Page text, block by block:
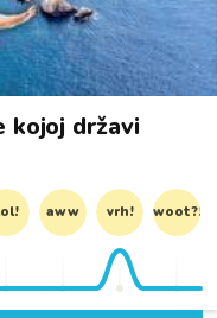
kojoj državi
aww vrh! woot?!